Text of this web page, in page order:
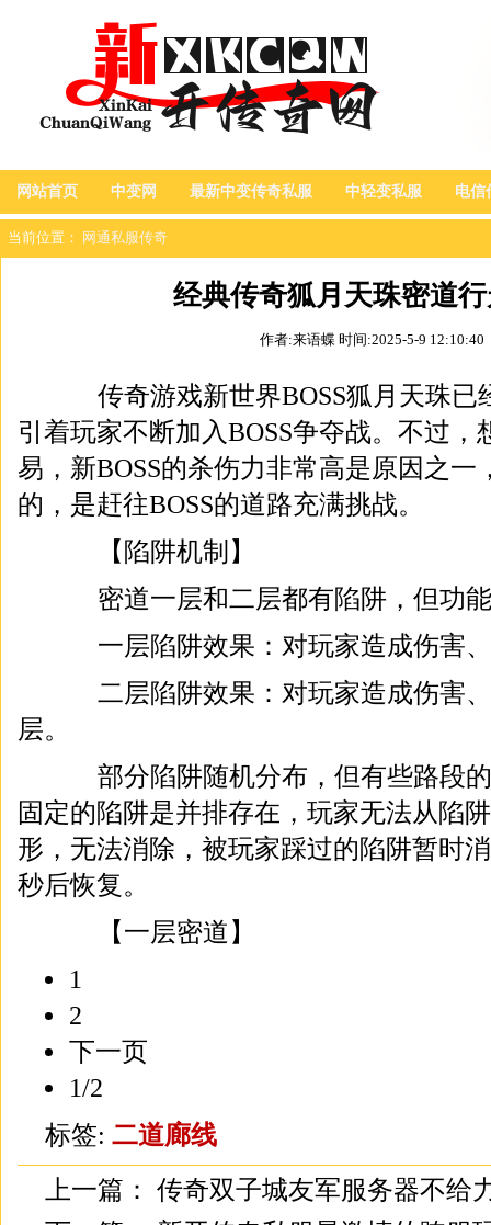
网站首页 中变网 最新中变传奇私服 中轻变私服 电信
当前位置： 网通私服传奇
经典传奇狐月天珠密道
作者:来语蝶 时间:2025-5-9 12:10:40
传奇游戏新世界BOSS狐月天珠已
引着玩家不断加入BOSS争夺战。不过，
易，新BOSS的杀伤力非常高是原因之一
的，是赶往BOSS的道路充满挑战。
【陷阱机制】
密道一层和二层都有陷阱，但功
一层陷阱效果：对玩家造成伤害
二层陷阱效果：对玩家造成伤害、
层。
部分陷阱随机分布，但有些路段的
固定的陷阱是并排存在，玩家无法从陷
形，无法消除，被玩家踩过的陷阱暂时
秒后恢复。
【一层密道】
1
2
下一页
1/2
标签: 二道廊线
上一篇： 传奇双子城友军服务器不给